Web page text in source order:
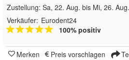
Zustellung: Sa, 22. Aug. bis Mi, 26. Aug.
Verkäufer: Eurodent24
100% positiv
Merken Preis vorschlagen